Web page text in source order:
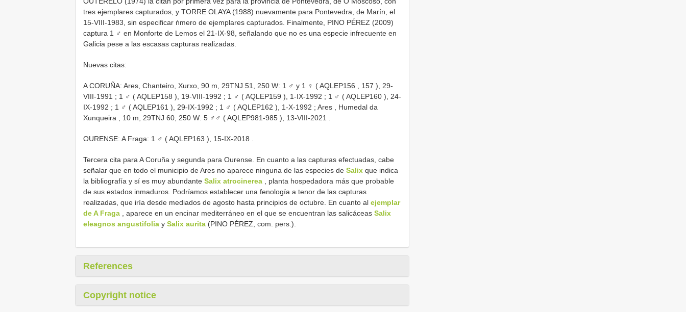
tres ejemplares capturados, y TORRE OLAYA (1988) nuevamente para Pontevedra, de Marín, el
15-VIII-1983, sin especificar ṅmero de ejemplares capturados. Finalmente, PINO PÉREZ (2009)
captura 1 ♂ en Monforte de Lemos el 21-IX-98, señalando que no es una especie infrecuente en
Galicia pese a las escasas capturas realizadas.
Nuevas citas:
A CORUÑA: Ares, Chanteiro, Xurxo, 90 m, 29TNJ 51, 250 W: 1 ♂ y 1 ♀ (AQLEP156 157 ), 29-
VIII-1991 ; 1 ♂ (AQLEP158 ), 19-VIII-1992 ; 1 ♂ (AQLEP159 ), 1-IX-1992 ; 1 ♂ (AQLEP160 ), 24-
IX-1992 ; 1 ♂ (AQLEP161 ), 29-IX-1992 ; 1 ♂ (AQLEP162 ), 1-X-1992 ; Ares , Humedal da
Xunqueira
10 m, 29TNJ 60, 250 W: 5 ♂♂ (AQLEP981-985 ), 13-VIII-2021
OURENSE: A Fraga: 1 ♂ (AQLEP163 ), 15-IX-2018
Tercera cita para A Coruña y segunda para Ourense. En cuanto a las capturas efectuadas, cabe
señalar que en todo el municipio de Ares no aparece ninguna de las especies de Salix que indica
la bibliografía y sí es muy abundante Salix atrocinerea , planta hospedadora más que probable
de sus estados inmaduros. Podríamos establecer una fenología a tenor de las capturas
realizadas, que iría desde mediados de agosto hasta principios de octubre. En cuanto al ejemplar
de A Fraga , aparece en un encinar mediterráneo en el que se encuentran las salicáceas Salix
eleagnos angustifolia y Salix aurita (PINO PÉREZ, com. pers.).
References
Copyright notice